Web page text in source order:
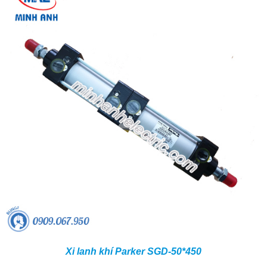
Xi lanh khí Parker SGD-50*450